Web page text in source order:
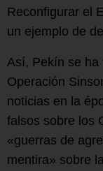
Reconfigurar el
un ejemplo de
Así, Pekín se ha
Operación
noticias en la
falsos sobre los
«guerras de
mentira» sobre